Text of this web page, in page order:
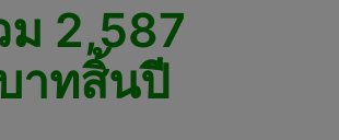
ม 2,587
าทสิ้นปี